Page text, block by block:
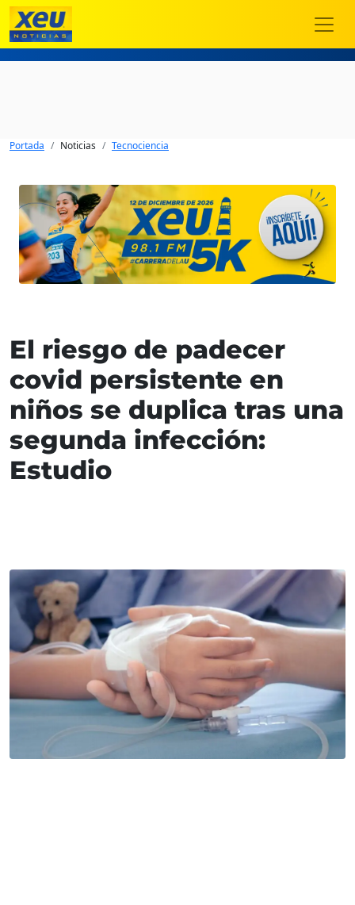
Portada Noticias Tecnociencia
El riesgo de padecer
covid persistente en
niños se duplica tras una
segunda infección:
Estudio